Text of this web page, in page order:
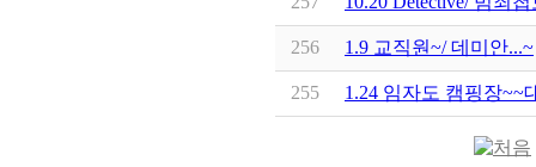
256 1.9 교직원~/ 데미안...~
255 1.24 임자도 캠핑장~~